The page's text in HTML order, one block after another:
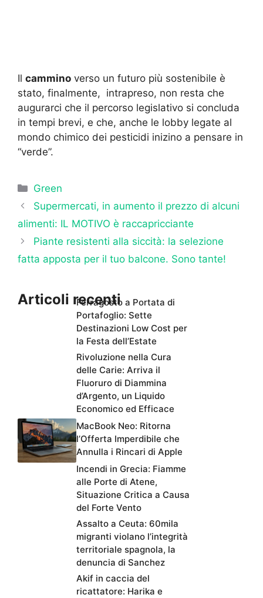
Il cammino verso un futuro più sostenibile è
stato, finalmente, intrapreso, non resta che
augurarci che il percorso legislativo si concluda
in tempi brevi, e che, anche le lobby legate al
mondo chimico dei pesticidi inizino a pensare in
“verde”.
Categorie
Green
Supermercati, in aumento il prezzo di alcuni
alimenti: IL MOTIVO è raccapricciante
Piante resistenti alla siccità: la selezione
fatta apposta per il tuo balcone. Sono tante!
Articoli recentiFerragosto a Portata di
Portafoglio: Sette
Destinazioni Low Cost per
la Festa dell’Estate
Rivoluzione nella Cura
delle Carie: Arriva il
Fluoruro di Diammina
d’Argento, un Liquido
Economico ed Efficace
MacBook Neo: Ritorna
l’Offerta Imperdibile che
Annulla i Rincari di Apple
Incendi in Grecia: Fiamme
alle Porte di Atene,
Situazione Critica a Causa
del Forte Vento
Assalto a Ceuta: 60mila
migranti violano l’integrità
territoriale spagnola, la
denuncia di Sanchez
Akif in caccia del
ricattatore: Harika e